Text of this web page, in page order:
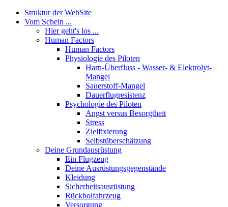
Struktur der WebSite
Vom Schein ...
Hier geht's los ...
Human Factors
Human Factors
Physiologie des Piloten
Harn-Überfluss - Wasser- & Elektrolyt-
Mangel
Sauerstoff-Mangel
Dauerflugresistenz
Psychologie des Piloten
Angst versus Besorgtheit
Stress
Zielfixierung
Selbstüberschätzung
Deine Grundausrüstung
Ein Flugzeug
Deine Ausrüstungsgegenstände
Kleidung
Sicherheitsausrüstung
Rückholfahrzeug
Versorgung